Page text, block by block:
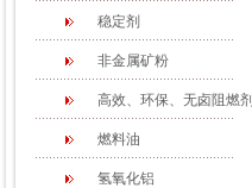
稳定剂
非金属矿粉
高效、环保、无卤阻燃剂
燃料油
氢氧化铝